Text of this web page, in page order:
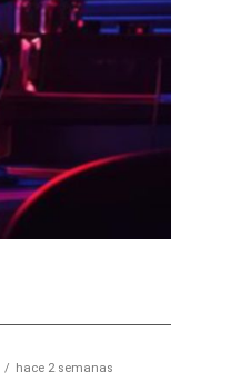
hace 2 semanas